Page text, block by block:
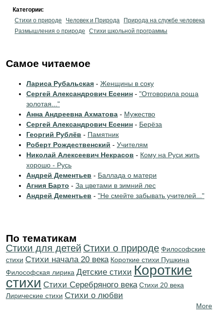
Категории:
Стихи о природе
Человек и Природа
Природа на службе человека
Размышления о природе
Стихи школьной программы
Самое читаемое
Лариса Рубальская - Женщины в соку
Сергей Александрович Есенин - "Отговорила роща
золотая..."
Анна Андреевна Ахматова - Мужество
Сергей Александрович Есенин - Берёза
Георгий Рублёв - Памятник
Роберт Рождественский - Учителям
Николай Алексеевич Некрасов - Кому на Руси жить
хорошо - Русь
Андрей Дементьев - Баллада о матери
Агния Барто - За цветами в зимний лес
Андрей Дементьев - "Не смейте забывать учителей..."
По тематикам
Стихи для детей Стихи о природе Философские
стихи Cтихи начала 20 века Короткие стихи Пушкина
Философская лирика Детские стихи Короткие
стихи Cтихи Серебряного века Стихи 20 века
Лирические стихи Стихи о любви
More